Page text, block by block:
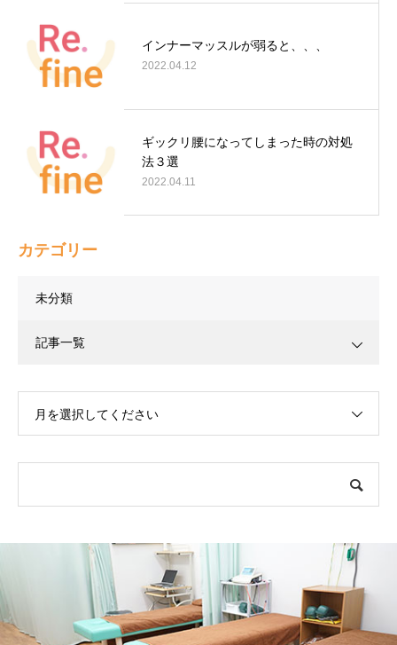
インナーマッスルが弱ると、、、
2022.04.12
ギックリ腰になってしまった時の対処
法３選
2022.04.11
カテゴリー
未分類
記事一覧
月を選択してください